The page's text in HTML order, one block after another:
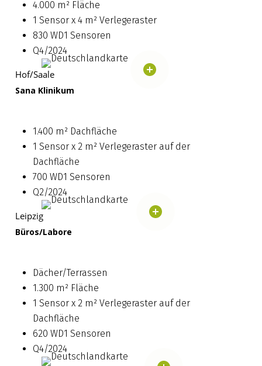
4.000 m² Fläche
1 Sensor x 4 m² Verlegeraster
830 WD1 Sensoren
Q4/2024
Hof/Saale
Sana Klinikum
1.400 m² Dachfläche
1 Sensor x 2 m² Verlegeraster auf der
Dachfläche
700 WD1 Sensoren
Q2/2024
Leipzig
Büros/Labore
Dächer/Terrassen
1.300 m² Fläche
1 Sensor x 2 m² Verlegeraster auf der
Dachfläche
620 WD1 Sensoren
Q4/2024